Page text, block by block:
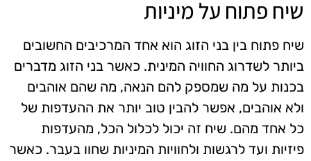
שיח פתוח על מיניות
שיח פתוח בין בני הזוג הוא אחד המרכיבים החשובים
ביותר לשדרוג החוויה המינית. כאשר בני הזוג מדברים
בכנות על מה שמספק להם הנאה, מה שהם אוהבים
ולא אוהבים, אפשר להבין טוב יותר את ההעדפות של
כל אחד מהם. שיח זה יכול לכלול הכל, מהעדפות
פיזיות ועד לרגשות ולחוויות המיניות שחוו בעבר. כאשר